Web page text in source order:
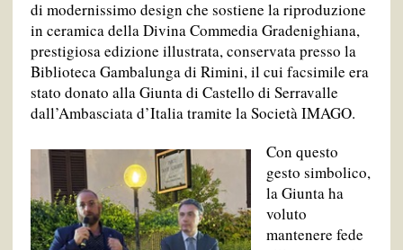
di modernissimo design che sostiene la riproduzione
in ceramica della Divina Commedia Gradenighiana,
prestigiosa edizione illustrata, conservata presso la
Biblioteca Gambalunga di Rimini, il cui facsimile era
stato donato alla Giunta di Castello di Serravalle
dall’Ambasciata d’Italia tramite la Società IMAGO.
Con questo
gesto simbolico,
la Giunta ha
voluto
mantenere fede